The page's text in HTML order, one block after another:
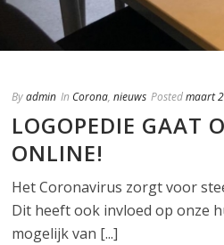
Byadmin In Corona, nieuws Postedmaart
LOGOPEDIE GAAT
ONLINE!
Het Coronavirus zorgt voor
Dit heeft ook invloed op onze
mogelijk van [...]